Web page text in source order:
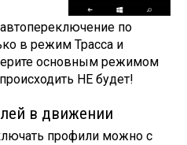
по
в режим Трасса и
основным режимом
НЕ будет!
в движении
профили можно с